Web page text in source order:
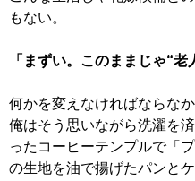
もない。
「まずい。このままじゃ“老
何かを変えなければならなか
俺はそう思いながら洗濯を
ったコーヒーテンプルで「
の生地を油で揚げたパンと